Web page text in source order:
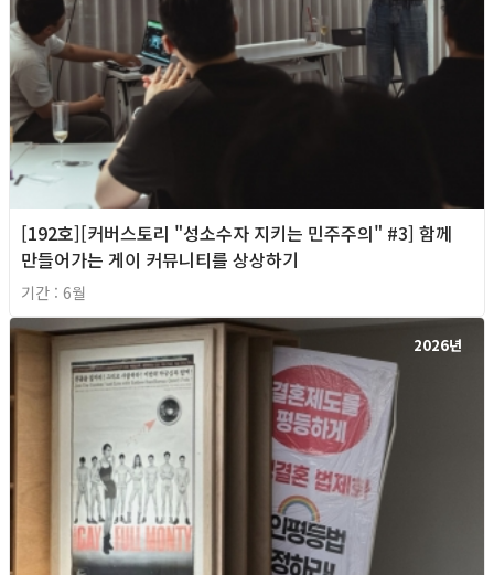
[192호][커버스토리 "성소수자 지키는 민주주의" #3] 함께
만들어가는 게이 커뮤니티를 상상하기
기간 : 6월
2026년